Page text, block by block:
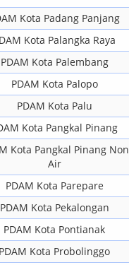
Kota Padang Panjang
Kota Palangka Raya
PDAM Kota Palembang
PDAM Kota Palopo
PDAM Kota Palu
Kota Pangkal Pinang
Kota Pangkal Pinang Non
Air
PDAM Kota Parepare
PDAM Kota Pekalongan
PDAM Kota Pontianak
PDAM Kota Probolinggo